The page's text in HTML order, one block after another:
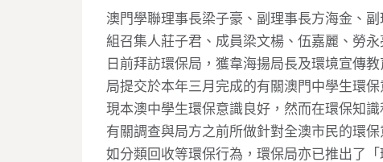
澳門學聯理事長梁子豪、副理事長方海金、
組召集人莊子君、成員梁文楊、伍嘉麗、勞
日前拜訪環保局，獲韋海揚局長及環境宣傳
局提交於本年三月完成的有關澳門中學生環
現本澳中學生環保意識良好，然而在環保知
有關調查與局方之前所做針對全澳市民的環
如分類回收等環保行為，環保局亦已推出了